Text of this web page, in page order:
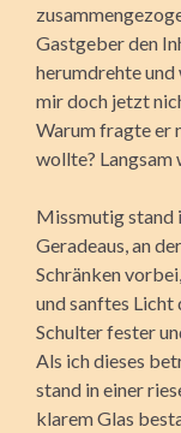
Gastgeber den
herumdrehte
mir doch jetzt
Warum fragte er
wollte? Langsam
Missmutig stand
Geradeaus, an
Schränken
und sanftes Licht
Schulter fester
Als ich dieses
stand in einer
klarem Glas